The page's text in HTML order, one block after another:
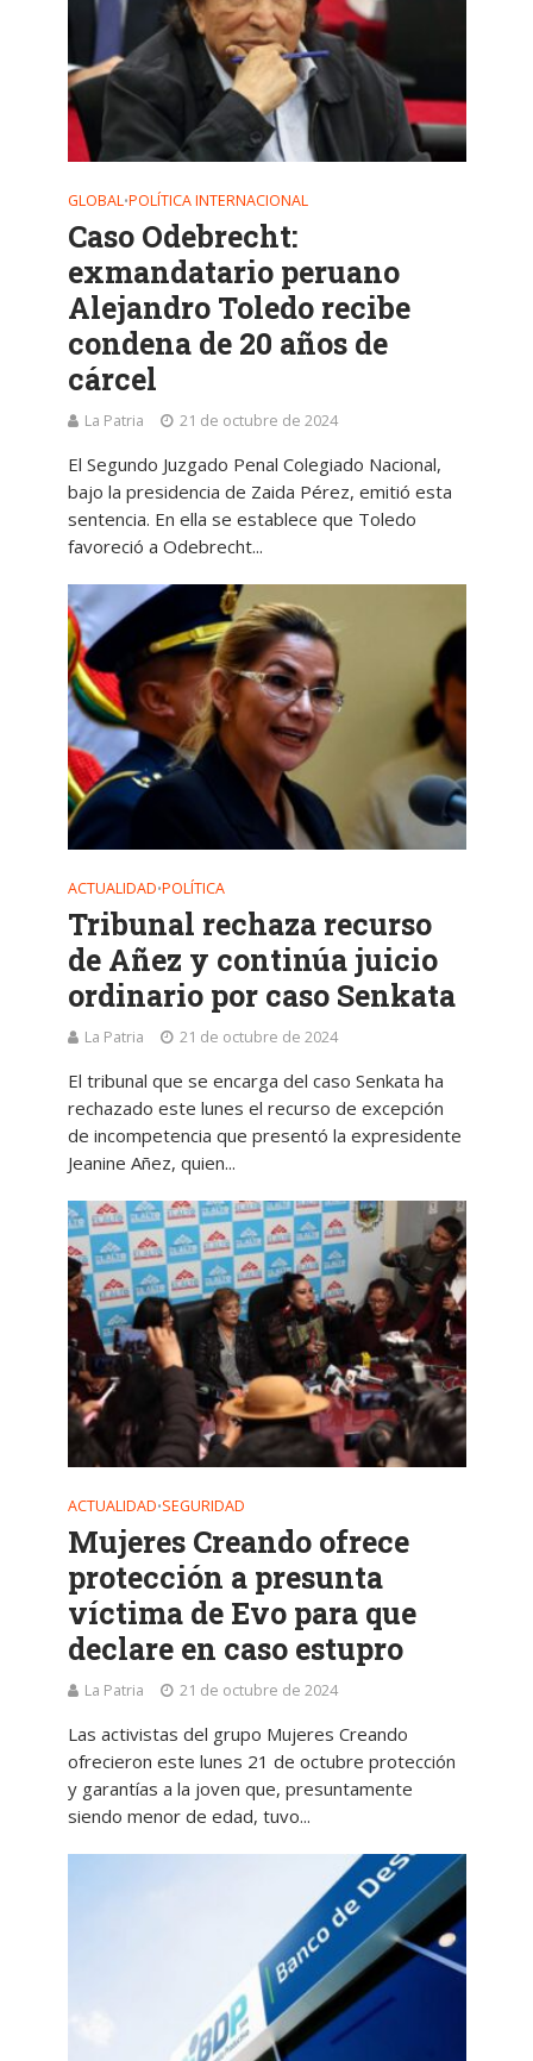
GLOBAL•POLÍTICA INTERNACIONAL
Caso Odebrecht:
exmandatario peruano
Alejandro Toledo recibe
condena de 20 años de
cárcel
La Patria 21 de octubre de 2024
El Segundo Juzgado Penal Colegiado Nacional,
bajo la presidencia de Zaida Pérez, emitió esta
sentencia. En ella se establece que Toledo
favoreció a Odebrecht...
ACTUALIDAD•POLÍTICA
Tribunal rechaza recurso
de Añez y continúa juicio
ordinario por caso Senkata
La Patria 21 de octubre de 2024
El tribunal que se encarga del caso Senkata ha
rechazado este lunes el recurso de excepción
de incompetencia que presentó la expresidente
Jeanine Añez, quien...
ACTUALIDAD•SEGURIDAD
Mujeres Creando ofrece
protección a presunta
víctima de Evo para que
declare en caso estupro
La Patria 21 de octubre de 2024
Las activistas del grupo Mujeres Creando
ofrecieron este lunes 21 de octubre protección
y garantías a la joven que, presuntamente
siendo menor de edad, tuvo...